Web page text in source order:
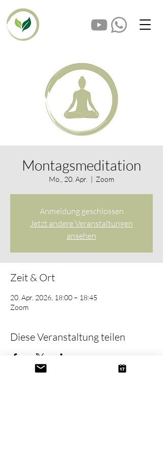
Montagsmeditation
Mo., 20. Apr.
  |
Zoom
Anmeldung geschlossen
Jetzt andere Veranstaltungen
ansehen
Zeit & Ort
20. Apr. 2026, 18:00 – 18:45
Zoom
Diese Veranstaltung teilen